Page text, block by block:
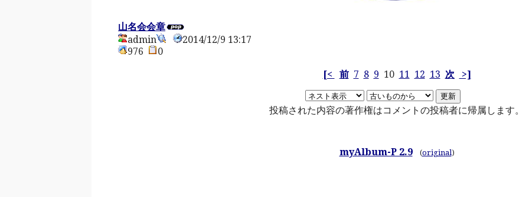
山名会会章
admin
2014/12/9 13:17
976
0
[< 前 7 8 9 10 11 12 13 次 >]
投稿された内容の著作権はコメントの投稿者に帰属します。
myAlbum-P 2.9 (original)